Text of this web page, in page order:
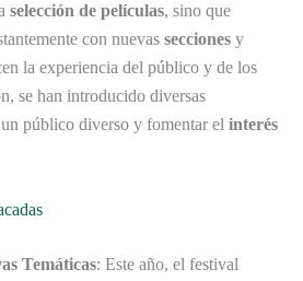
selección de películas, sino que
con nuevas secciones y
la experiencia del público y de los
se han introducido diversas
público diverso y fomentar el interés
Temáticas: Este año, el festival